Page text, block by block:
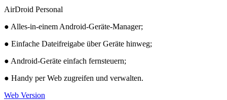
AirDroid Personal
● Alles-in-einem Android-Geräte-Manager;
● Einfache Dateifreigabe über Geräte hinweg;
● Android-Geräte einfach fernsteuern;
● Handy per Web zugreifen und verwalten.
Web Version